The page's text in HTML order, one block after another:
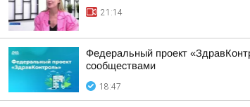
21:14
Федеральный проект
сообществами
18:47